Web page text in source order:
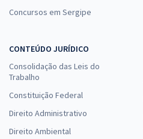
Concursos em Sergipe
CONTEÚDO JURÍDICO
Consolidação das Leis do
Trabalho
Constituição Federal
Direito Administrativo
Direito Ambiental